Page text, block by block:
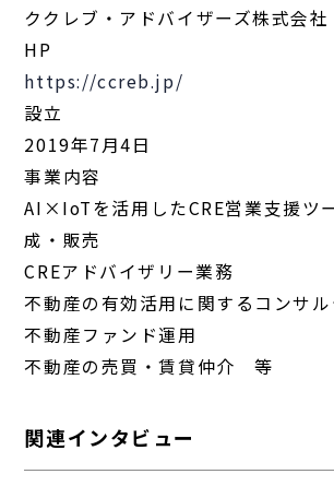
ククレブ・アドバイザーズ株式会社
HP
https://ccreb.jp/
設立
2019年7月4日
事業内容
AI×IoTを活用したCRE営業支援ツ
成・販売
CREアドバイザリー業務
不動産の有効活用に関するコンサル
不動産ファンド運用
不動産の売買・賃貸仲介 等
関連インタビュー